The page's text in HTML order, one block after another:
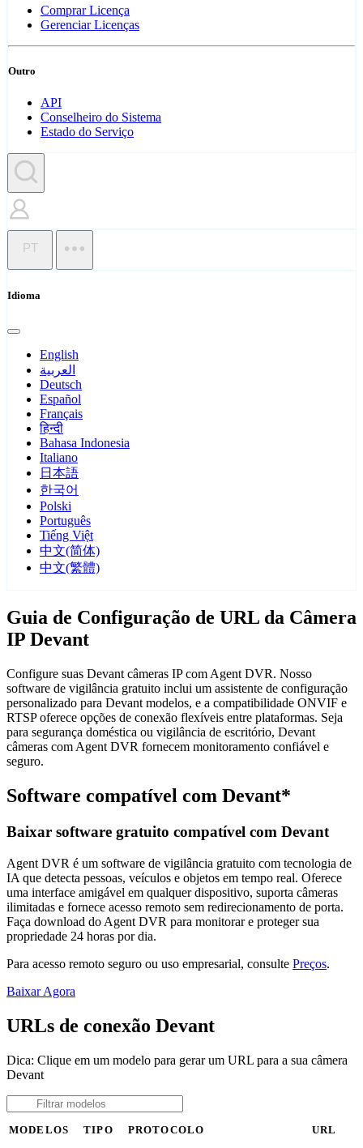
Comprar Licença
Gerenciar Licenças
Outro
API
Conselheiro do Sistema
Estado do Serviço
PT
Idioma
English
العربية
Deutsch
Español
Français
हिन्दी
Bahasa Indonesia
Italiano
日本語
한국어
Polski
Português
Tiếng Việt
中文(简体)
中文(繁體)
Guia de Configuração de URL da Câmera
IP Devant
Configure suas Devant câmeras IP com Agent DVR. Nosso
software de vigilância gratuito inclui um assistente de configuração
personalizado para Devant modelos, e a compatibilidade ONVIF e
RTSP oferece opções de conexão flexíveis entre plataformas. Seja
para segurança doméstica ou vigilância de escritório, Devant
câmeras com Agent DVR fornecem monitoramento confiável e
seguro.
Software compatível com Devant*
Baixar software gratuito compatível com Devant
Agent DVR é um software de vigilância gratuito com tecnologia de
IA que detecta pessoas, veículos e objetos em tempo real. Oferece
uma interface amigável em qualquer dispositivo, suporta câmeras
ilimitadas e fornece acesso remoto sem redirecionamento de porta.
Faça download do Agent DVR para monitorar e proteger sua
propriedade 24 horas por dia.
Para acesso remoto seguro ou uso empresarial, consulte Preços.
Baixar Agora
URLs de conexão Devant
Dica: Clique em um modelo para gerar um URL para a sua câmera
Devant
MODELOS TIPO PROTOCOLO URL